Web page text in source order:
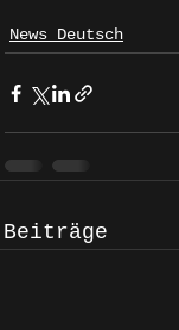
News Deutsch